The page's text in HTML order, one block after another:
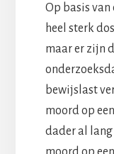
Op basis
heel sterk
maar er zijn
bewijslast
moord op
dader al lang